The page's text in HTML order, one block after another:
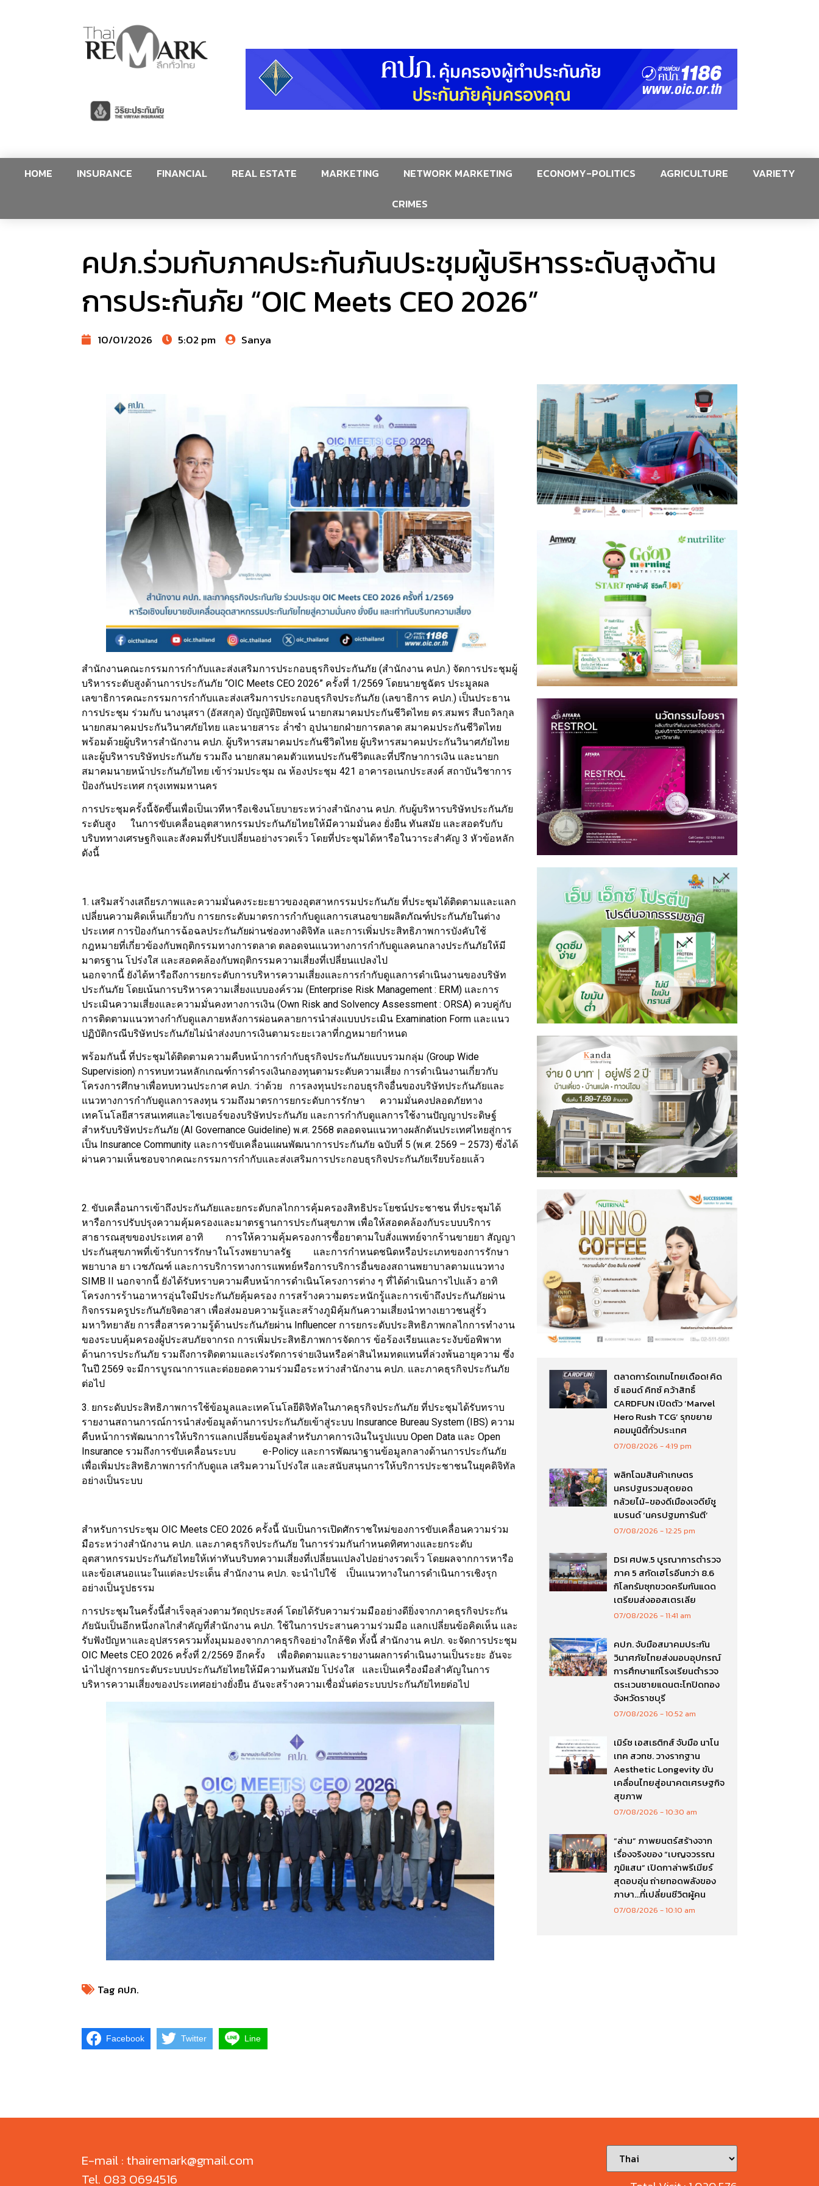
HOME INSURANCE FINANCIAL REAL ESTATE MARKETING NETWORK MARKETING ECONOMY-POLITICS AGRICULTURE
VARIETY
CRIMES
คปภ.ร่วมกับภาคประกันภันประชุมผู้บริหารระดับสูงด้าน
การประกันภัย “OIC Meets CEO 2026”
10/01/2026 5:02 pm Sanya
สำนักงานคณะกรรมการกำกับและส่งเสริมการประกอบธุรกิจประกันภัย (สำนักงาน คปภ.) จัดการประชุมผู้
บริหารระดับสูงด้านการประกันภัย “OIC Meets CEO 2026” ครั้งที่ 1/2569 โดยนายชูฉัตร ประมูลผล
เลขาธิการคณะกรรมการกำกับและส่งเสริมการประกอบธุรกิจประกันภัย (เลขาธิการ คปภ.) เป็นประธาน
การประชุม ร่วมกับ นางนุสรา (อัสสกุล) บัญญัติปิยพจน์ นายกสมาคมประกันชีวิตไทย ดร.สมพร สืบถวิลกุล
นายกสมาคมประกันวินาศภัยไทย และนายสาระ ล่ำซำ อุปนายกฝ่ายการตลาด สมาคมประกันชีวิตไทย
พร้อมด้วยผู้บริหารสำนักงาน คปภ. ผู้บริหารสมาคมประกันชีวิตไทย ผู้บริหารสมาคมประกันวินาศภัยไทย
และผู้บริหารบริษัทประกันภัย รวมถึง นายกสมาคมตัวแทนประกันชีวิตและที่ปรึกษาการเงิน และนายก
สมาคมนายหน้าประกันภัยไทย เข้าร่วมประชุม ณ ห้องประชุม 421 อาคารอเนกประสงค์ สถาบันวิชาการ
ป้องกันประเทศ กรุงเทพมหานคร
การประชุมครั้งนี้จัดขึ้นเพื่อเป็นเวทีหารือเชิงนโยบายระหว่างสำนักงาน คปภ. กับผู้บริหารบริษัทประกันภัย
ระดับสูง ในการขับเคลื่อนอุตสาหกรรมประกันภัยไทยให้มีความมั่นคง ยั่งยืน ทันสมัย และสอดรับกับ
บริบททางเศรษฐกิจและสังคมที่ปรับเปลี่ยนอย่างรวดเร็ว โดยที่ประชุมได้หารือในวาระสำคัญ 3 หัวข้อหลัก
ดังนี้
1. เสริมสร้างเสถียรภาพและความมั่นคงระยะยาวของอุตสาหกรรมประกันภัย ที่ประชุมได้ติดตามและแลก
เปลี่ยนความคิดเห็นเกี่ยวกับ การยกระดับมาตรการกำกับดูแลการเสนอขายผลิตภัณฑ์ประกันภัยในต่าง
ประเทศ การป้องกันการฉ้อฉลประกันภัยผ่านช่องทางดิจิทัล และการเพิ่มประสิทธิภาพการบังคับใช้
กฎหมายที่เกี่ยวข้องกับพฤติกรรมทางการตลาด ตลอดจนแนวทางการกำกับดูแลคนกลางประกันภัยให้มี
มาตรฐาน โปร่งใส และสอดคล้องกับพฤติกรรมความเสี่ยงที่เปลี่ยนแปลงไป
นอกจากนี้ ยังได้หารือถึงการยกระดับการบริหารความเสี่ยงและการกำกับดูแลการดำเนินงานของบริษัท
ประกันภัย โดยเน้นการบริหารความเสี่ยงแบบองค์รวม (Enterprise Risk Management : ERM) และการ
ประเมินความเสี่ยงและความมั่นคงทางการเงิน (Own Risk and Solvency Assessment : ORSA) ควบคู่กับ
การติดตามแนวทางกำกับดูแลภายหลังการผ่อนคลายการนำส่งแบบประเมิน Examination Form และแนว
ปฏิบัติกรณีบริษัทประกันภัยไม่นำส่งงบการเงินตามระยะเวลาที่กฎหมายกำหนด
พร้อมกันนี้ ที่ประชุมได้ติดตามความคืบหน้าการกำกับธุรกิจประกันภัยแบบรวมกลุ่ม (Group Wide
Supervision) การทบทวนหลักเกณฑ์การดำรงเงินกองทุนตามระดับความเสี่ยง การดำเนินงานเกี่ยวกับ
โครงการศึกษาเพื่อทบทวนประกาศ คปภ. ว่าด้วย การลงทุนประกอบธุรกิจอื่นของบริษัทประกันภัยและ
แนวทางการกำกับดูแลการลงทุน รวมถึงมาตรการยกระดับการรักษา ความมั่นคงปลอดภัยทาง
เทคโนโลยีสารสนเทศและไซเบอร์ของบริษัทประกันภัย และการกำกับดูแลการใช้งานปัญญาประดิษฐ์
สำหรับบริษัทประกันภัย (AI Governance Guideline) พ.ศ. 2568 ตลอดจนแนวทางผลักดันประเทศไทยสู่การ
เป็น Insurance Community และการขับเคลื่อนแผนพัฒนาการประกันภัย ฉบับที่ 5 (พ.ศ. 2569 – 2573) ซึ่งได้
ผ่านความเห็นชอบจากคณะกรรมการกำกับและส่งเสริมการประกอบธุรกิจประกันภัยเรียบร้อยแล้ว
2. ขับเคลื่อนการเข้าถึงประกันภัยและยกระดับกลไกการคุ้มครองสิทธิประโยชน์ประชาชน ที่ประชุมได้
หารือการปรับปรุงความคุ้มครองและมาตรฐานการประกันสุขภาพ เพื่อให้สอดคล้องกับระบบบริการ
สาธารณสุขของประเทศ อาทิ การให้ความคุ้มครองการซื้อยาตามใบสั่งแพทย์จากร้านขายยา สัญญา
ประกันสุขภาพที่เข้ารับการรักษาในโรงพยาบาลรัฐ และการกำหนดชนิดหรือประเภทของการรักษา
พยาบาล ยา เวชภัณฑ์ และการบริการทางการแพทย์หรือการบริการอื่นของสถานพยาบาลตามแนวทาง
SIMB II นอกจากนี้ ยังได้รับทราบความคืบหน้าการดำเนินโครงการต่าง ๆ ที่ได้ดำเนินการไปแล้ว อาทิ
โครงการร้านอาหารอุ่นใจมีประกันภัยคุ้มครอง การสร้างความตระหนักรู้และการเข้าถึงประกันภัยผ่าน
กิจกรรมครูประกันภัยจิตอาสา เพื่อส่งมอบความรู้และสร้างภูมิคุ้มกันความเสี่ยงนำทางเยาวชนสู่รั้ว
มหาวิทยาลัย การสื่อสารความรู้ด้านประกันภัยผ่าน Influencer การยกระดับประสิทธิภาพกลไกการทำงาน
ของระบบคุ้มครองผู้ประสบภัยจากรถ การเพิ่มประสิทธิภาพการจัดการ ข้อร้องเรียนและระงับข้อพิพาท
ด้านการประกันภัย รวมถึงการติดตามและเร่งรัดการจ่ายเงินหรือค่าสินไหมทดแทนที่ล่วงพ้นอายุความ ซึ่ง
ในปี 2569 จะมีการบูรณาการและต่อยอดความร่วมมือระหว่างสำนักงาน คปภ. และภาคธุรกิจประกันภัย
ต่อไป
3. ยกระดับประสิทธิภาพการใช้ข้อมูลและเทคโนโลยีดิจิทัลในภาคธุรกิจประกันภัย ที่ประชุมได้รับทราบ
รายงานสถานการณ์การนำส่งข้อมูลด้านการประกันภัยเข้าสู่ระบบ Insurance Bureau System (IBS) ความ
คืบหน้าการพัฒนาการให้บริการแลกเปลี่ยนข้อมูลสำหรับภาคการเงินในรูปแบบ Open Data และ Open
Insurance รวมถึงการขับเคลื่อนระบบ e-Policy และการพัฒนาฐานข้อมูลกลางด้านการประกันภัย
เพื่อเพิ่มประสิทธิภาพการกำกับดูแล เสริมความโปร่งใส และสนับสนุนการให้บริการประชาชนในยุคดิจิทัล
อย่างเป็นระบบ
สำหรับการประชุม OIC Meets CEO 2026 ครั้งนี้ นับเป็นการเปิดศักราชใหม่ของการขับเคลื่อนความร่วม
มือระหว่างสำนักงาน คปภ. และภาคธุรกิจประกันภัย ในการร่วมกันกำหนดทิศทางและยกระดับ
อุตสาหกรรมประกันภัยไทยให้เท่าทันบริบทความเสี่ยงที่เปลี่ยนแปลงไปอย่างรวดเร็ว โดยผลจากการหารือ
และข้อเสนอแนะในแต่ละประเด็น สำนักงาน คปภ. จะนำไปใช้ เป็นแนวทางในการดำเนินการเชิงรุก
อย่างเป็นรูปธรรม
การประชุมในครั้งนี้สำเร็จลุล่วงตามวัตถุประสงค์ โดยได้รับความร่วมมืออย่างดียิ่งจากภาคธุรกิจประกัน
ภัยนับเป็นอีกหนึ่งกลไกสำคัญที่สำนักงาน คปภ. ใช้ในการประสานความร่วมมือ แลกเปลี่ยนข้อคิดเห็น และ
รับฟังปัญหาและอุปสรรครวมทั้งมุมมองจากภาคธุรกิจอย่างใกล้ชิด ทั้งนี้ สำนักงาน คปภ. จะจัดการประชุม
OIC Meets CEO 2026 ครั้งที่ 2/2569 อีกครั้ง เพื่อติดตามและรายงานผลการดำเนินงานเป็นระยะ อันจะ
นำไปสู่การยกระดับระบบประกันภัยไทยให้มีความทันสมัย โปร่งใส และเป็นเครื่องมือสำคัญในการ
บริหารความเสี่ยงของประเทศอย่างยั่งยืน อันจะสร้างความเชื่อมั่นต่อระบบประกันภัยไทยต่อไป
Tag คปภ.
Facebook Twitter Line
ตลาดการ์ดเกมไทยเดือด! คิด
ซ์ แอนด์ คิทซ์ คว้าสิทธิ์
CARDFUN เปิดตัว ‘Marvel
Hero Rush TCG’ รุกขยาย
คอมมูนิตี้ทั่วประเทศ
07/08/2026 4:19 pm
พลิกโฉมสินค้าเกษตร
นครปฐมรวมสุดยอด
กล้วยไม้-ของดีเมืองเจดีย์ชู
แบรนด์ ‘นครปฐมการันตี’
07/08/2026 12:25 pm
DSI ศปพ.5 บูรณาการตำรวจ
ภาค 5 สกัดเฮโรอีนกว่า 8.6
กิโลกรัมซุกขวดครีมกันแดด
เตรียมส่งออสเตรเลีย
07/08/2026 11:41 am
คปภ. จับมือสมาคมประกัน
วินาศภัยไทยส่งมอบอุปกรณ์
การศึกษาแก่โรงเรียนตำรวจ
ตระเวนชายแดนตะโกปิดทอง
จังหวัดราชบุรี
07/08/2026 10:52 am
เมิร์ซ เอสเธติกส์ จับมือ นาโน
เทค สวทช. วางรากฐาน
Aesthetic Longevity ขับ
เคลื่อนไทยสู่อนาคตเศรษฐกิจ
สุขภาพ
07/08/2026 10:30 am
“ล่าม” ภาพยนตร์สร้างจาก
เรื่องจริงของ “เบญจวรรณ
ภูมิแสน” เปิดกาล่าพรีเมียร์
สุดอบอุ่น ถ่ายทอดพลังของ
ภาษา…ที่เปลี่ยนชีวิตผู้คน
07/08/2026 10:10 am
E-mail : thairemark@gmail.com
Tel. 083 0694516